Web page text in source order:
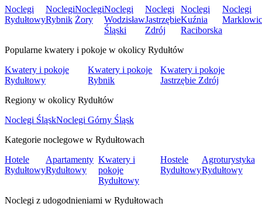
Noclegi
Rydułtowy
Noclegi
Rybnik
Noclegi
Żory
Noclegi
Wodzisław
Śląski
Noclegi
Jastrzębie
Zdrój
Noclegi
Kuźnia
Raciborska
Noclegi
Popularne kwatery i pokoje w okolicy Rydułtów
Kwatery i pokoje
Rydułtowy
Kwatery i pokoje
Rybnik
Kwatery i pokoje
Jastrzębie Zdrój
Regiony w okolicy Rydułtów
Noclegi ŚląskNoclegi Górny Śląsk
Kategorie noclegowe w Rydułtowach
Hotele
Rydułtowy
Apartamenty
Rydułtowy
Kwatery i
pokoje
Rydułtowy
Hostele
Rydułtowy
Agroturystyka
Rydułtowy
Noclegi z udogodnieniami w Rydułtowach